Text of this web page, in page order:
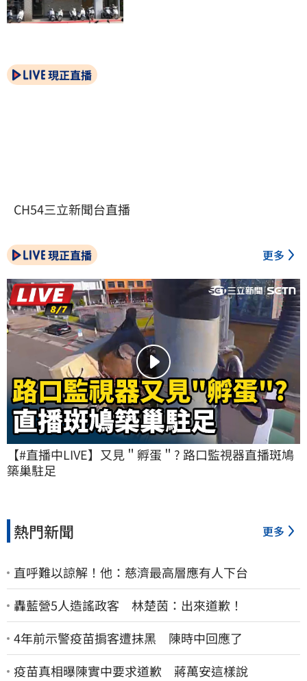
現正直播
CH54三立新聞台直播
現正直播 更多
【#直播中LIVE】又見＂孵蛋＂? 路口監視器直播斑鳩
築巢駐足
熱門新聞 更多
直呼難以諒解！他：慈濟最高層應有人下台
轟藍營5人造謠政客 林楚茵：出來道歉！
4年前示警疫苗掮客遭抹黑 陳時中回應了
疫苗真相曝陳實中要求道歉 蔣萬安這樣說